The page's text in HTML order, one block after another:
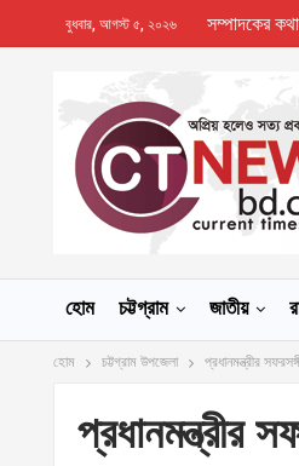
বুধবার, আগস্ট ৫, ২০২৬ সম্পাদকের কথা
হোম চট্টগ্রাম জাতীয়
হোম চট্টগ্রাম উপজেলা প্রধানমন্ত্রীর
প্রধানমন্ত্রীর